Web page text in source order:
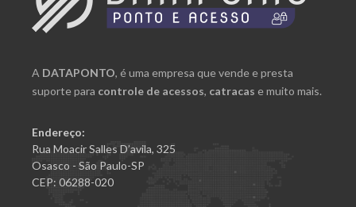
A DATAPONTO, é uma empresa que vende e presta
suporte para controle de acessos, catracas e muito mais.
Endereço:
Rua Moacir Salles D’avila, 325
Osasco - São Paulo-SP
CEP: 06288-020